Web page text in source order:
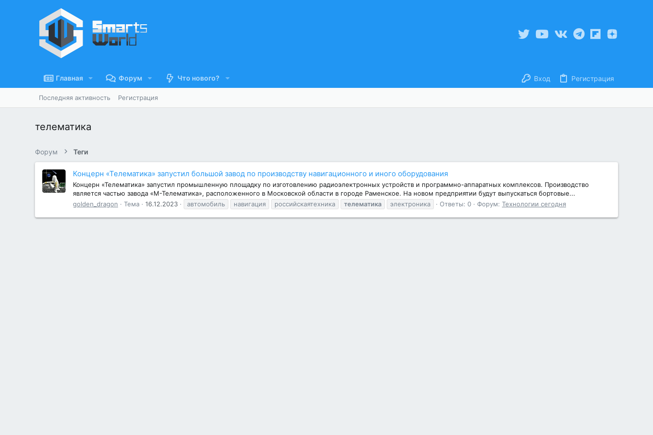
Главная Форум Что нового? Вход Регистрация
Последняя активность Регистрация
телематика
Форум Теги
Концерн «Телематика» запустил большой завод по производству навигационного и иного оборудования
Концерн «Телематика» запустил промышленную площадку по изготовлению радиоэлектронных устройств и программно-аппаратных комплексов. Производство
является частью завода «М-Телематика», расположенного в Московской области в городе Раменское. На новом предприятии будут выпускаться бортовые...
golden_dragon
Тема 16.12.2023 автомобиль навигация российскаятехника телематика электроника Ответы: 0 Форум: Технологии сегодня